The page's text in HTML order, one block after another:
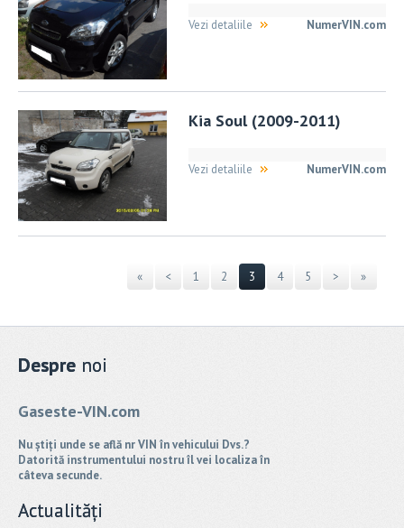
NumerVIN.com
Vezi detaliile
Kia Soul (2009-2011)
NumerVIN.com
Vezi detaliile
« < 1 2 3 4 5 > »
Despre noi
Gaseste-VIN.com
Nu știți unde se află nr VIN în vehicului Dvs.?
Datorită instrumentului nostru îl vei localiza în
câteva secunde.
Actualități